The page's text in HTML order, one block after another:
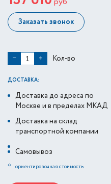
Заказать звонок
− + Кол-во
ДОСТАВКА:
Доставка до адреса по
Москве и в пределах МКАД
Доставка на склад
транспортной компании
Самовывоз
* ориентировочная стоимость